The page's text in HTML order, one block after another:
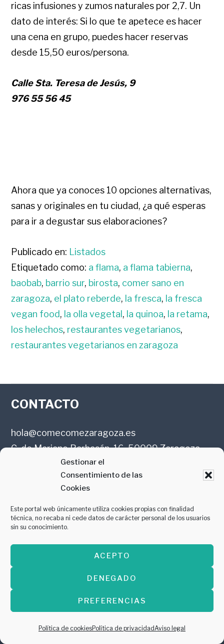
Gestionar el
Consentimiento de las
Cookies
Este portal web únicamente utiliza cookies propias con finalidad
técnica, no recaba ni cede datos de carácter personal de los usuarios
sin su conocimiento.
ACEPTO
DENEGADO
PREFERENCIAS
Política de cookiesPolítica de privacidadAviso legal
ricas infusiones y zumos naturales por 2,7. Un
dato de interés: Si lo que te apetece es hacer
una cena en grupo, puedes hacer reservas
desde 15,50 euros/persona.
Calle Sta. Teresa de Jesús, 9
976 55 56 45
Ahora que ya conoces 10 opciones alternativas,
sanas y originales en tu ciudad, ¿a qué esperas
para ir a degustar sus elaboraciones?
Publicado en: Listados
Etiquetado como: a flama, a flama tabierna,
baobab, barrio sur, birosta, comer sano en
zaragoza, el plato reberde, la fresca, la fresca
vegan food, la olla vegetal , la quinoa, la retama,
los helechos, restaurantes vegetarianos,
restaurantes vegetarianos en zaragoza
FOOTER
CONTACTO
hola@comecomezaragoza.es
C. de Mariano Barbasán, 16, 50009 Zaragoza
Aviso legal
Política de privacidad
PREMIO AL MEJOR PROYECTO DIGITAL